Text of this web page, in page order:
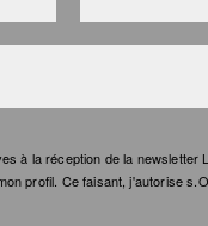
à la réception de la newsletter
profil. Ce faisant, j'autorise